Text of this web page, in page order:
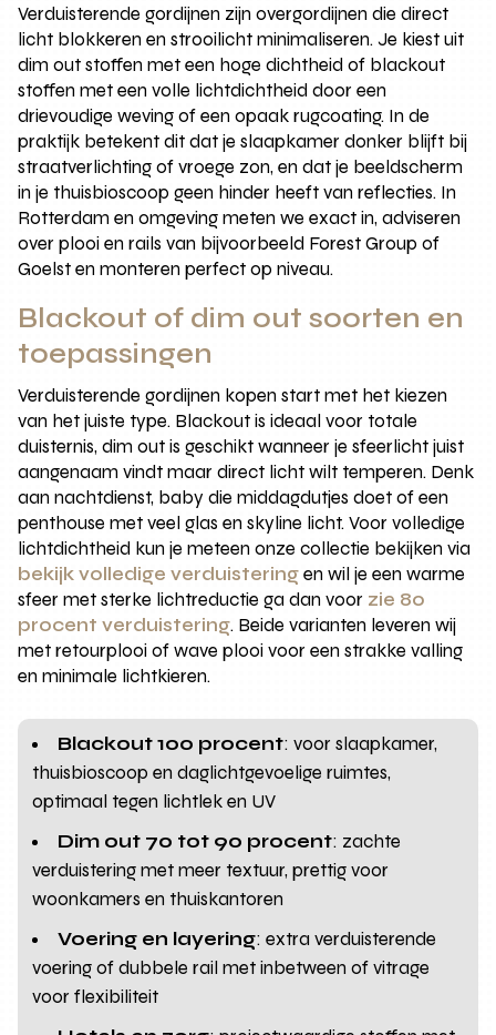
Verduisterende gordijnen zijn overgordijnen die direct
licht blokkeren en strooilicht minimaliseren. Je kiest uit
dim out stoffen met een hoge dichtheid of blackout
stoffen met een volle lichtdichtheid door een
drievoudige weving of een opaak rugcoating. In de
praktijk betekent dit dat je slaapkamer donker blijft bij
straatverlichting of vroege zon, en dat je beeldscherm
in je thuisbioscoop geen hinder heeft van reflecties. In
Rotterdam en omgeving meten we exact in, adviseren
over plooi en rails van bijvoorbeeld Forest Group of
Goelst en monteren perfect op niveau.
Blackout of dim out soorten en
toepassingen
Verduisterende gordijnen kopen start met het kiezen
van het juiste type. Blackout is ideaal voor totale
duisternis, dim out is geschikt wanneer je sfeerlicht juist
aangenaam vindt maar direct licht wilt temperen. Denk
aan nachtdienst, baby die middagdutjes doet of een
penthouse met veel glas en skyline licht. Voor volledige
lichtdichtheid kun je meteen onze collectie bekijken via
bekijk volledige verduisteringen wil je een warme
sfeer met sterke lichtreductie ga dan voor zie 80
procent verduistering. Beide varianten leveren wij
met retourplooi of wave plooi voor een strakke valling
en minimale lichtkieren.
Blackout 100 procent: voor slaapkamer,
thuisbioscoop en daglichtgevoelige ruimtes,
optimaal tegen lichtlek en UV
Dim out 70 tot 90 procent: zachte
verduistering met meer textuur, prettig voor
woonkamers en thuiskantoren
Voering en layering: extra verduisterende
voering of dubbele rail met inbetween of vitrage
voor flexibiliteit